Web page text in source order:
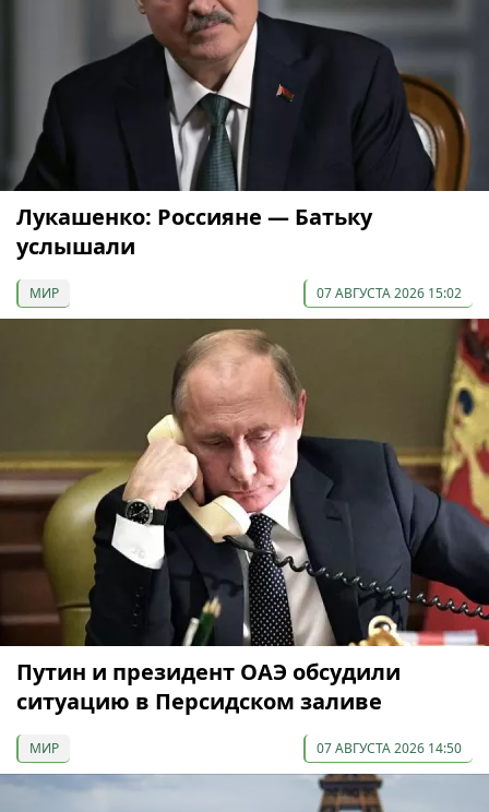
Лукашенко: Россияне — Батьку
услышали
МИР 07 АВГУСТА 2026 15:02
Путин и президент ОАЭ обсудили
ситуацию в Персидском заливе
МИР 07 АВГУСТА 2026 14:50